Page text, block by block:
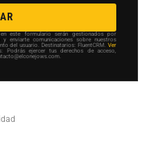
este formulario serán gestionados por
enviarte comunicaciones sobre nuestros
del usuario. Destinatarios: FluentCRM. Ver
Podrás ejercer tus derechos de acceso,